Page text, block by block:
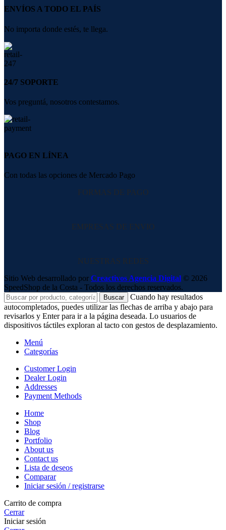
ENVÍOS A TODO EL PAÍS
No importa donde estés, te llega.
24/7 SOPORTE
Vos preguntá, nosotros contestamos.
PAGO EN LÍNEA
Con todas las opciones de Mercado Pago
FORMAS DE PAGO
EMPRESAS DE ENVIO
NUESTRAS REDES
Sitio Web desarrollado por Creactivos Agencia Digital © 2026
SpeedShop de la Costa - Todos los derechos reservados.
Buscar
Cuando hay resultados
autocompletados, puedes utilizar las flechas de arriba y abajo para
revisarlos y Enter para ir a la página deseada. Lo usuarios de
dispositivos táctiles exploran al tacto con gestos de desplazamiento.
Menú
Categorías
Customer Login
Dealer Login
Addresses
Payment Methods
Home
Shop
Blog
Portfolio
About us
Contact us
Lista de deseos
Comparar
Iniciar sesión / registrarse
Carrito de compra
Cerrar
Iniciar sesión